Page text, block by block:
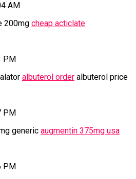
AM
200mg cheap acticlate
PM
albuterol order albuterol price
PM
generic augmentin 375mg usa
PM